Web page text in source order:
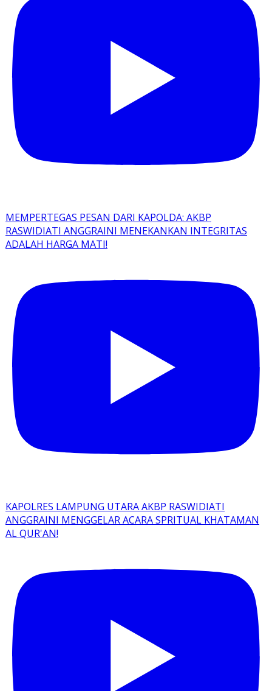
MEMPERTEGAS PESAN DARI KAPOLDA: AKBP
RASWIDIATI ANGGRAINI MENEKANKAN INTEGRITAS
ADALAH HARGA MATI!
KAPOLRES LAMPUNG UTARA AKBP RASWIDIATI
ANGGRAINI MENGGELAR ACARA SPRITUAL KHATAMAN
AL QUR'AN!